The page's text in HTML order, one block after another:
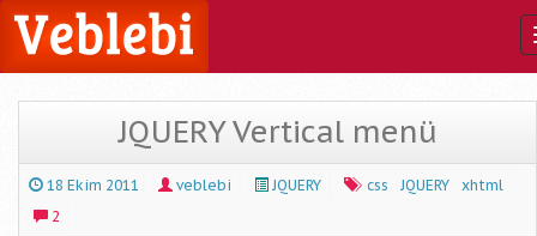
JQUERY Vertical menü
18 Ekim 2011 veblebi JQUERY css JQUERY
xhtml
2